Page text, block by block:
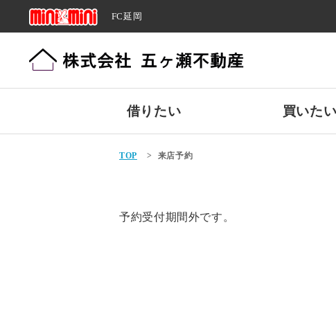
FC延岡
借りたい 買いたい
TOP > 来店予約
予約受付期間外です。